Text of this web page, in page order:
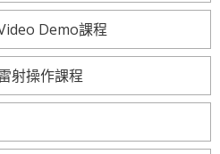
Demo課程
射操作課程